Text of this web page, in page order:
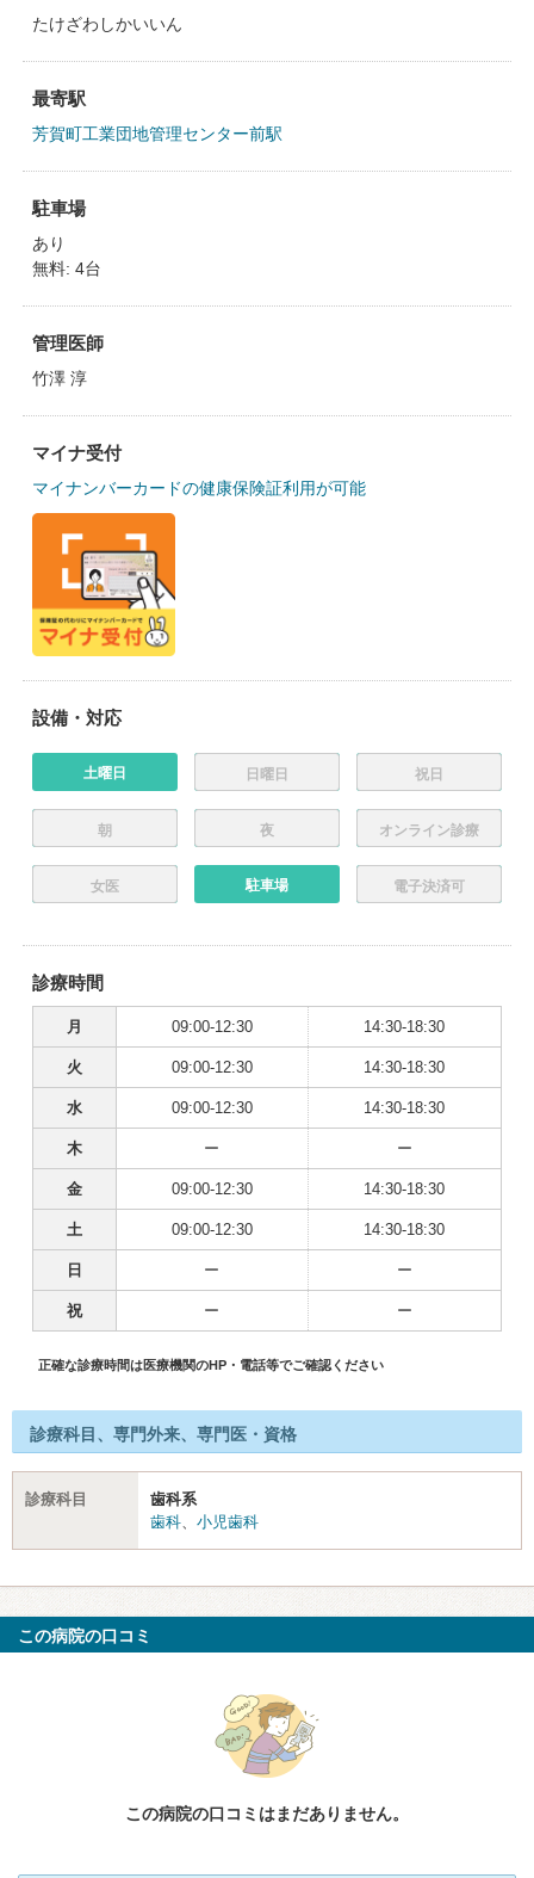
たけざわしかいいん
最寄駅
芳賀町工業団地管理センター前駅
駐車場
あり
無料: 4台
管理医師
竹澤 淳
マイナ受付
マイナンバーカードの健康保険証利用が可能
設備・対応
土曜日 日曜日 祝日
朝 夜 オンライン診療
女医 駐車場 電子決済可
診療時間
月 09:00-12:30 14:30-18:30
火 09:00-12:30 14:30-18:30
水 09:00-12:30 14:30-18:30
木 ー ー
金 09:00-12:30 14:30-18:30
土 09:00-12:30 14:30-18:30
日 ー ー
祝 ー ー
正確な診療時間は医療機関のHP・電話等でご確認ください
診療科目、専門外来、専門医・資格
診療科目
歯科系
歯科、 小児歯科
この病院の口コミ
この病院の口コミはまだありません。